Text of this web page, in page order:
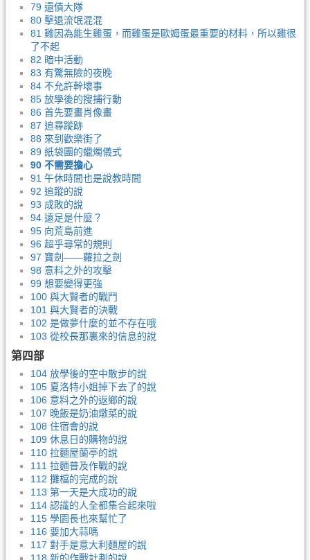
79 還債大隊
80 擊退流氓混混
81 雞因為能生雞蛋，而雞蛋是歐姆蛋最重要的材料，所以雞很
了不起
82 暗中活動
83 有驚無險的夜晚
84 不允許幹壞事
85 放學後的搜捕行動
86 首先要畫肖像畫
87 追尋蹤跡
88 來到歡樂街了
89 紙袋團的蠟燭儀式
90 不需要擔心
91 午休時間也是說教時間
92 追蹤的說
93 成敗的說
94 遠足是什麼？
95 向荒島前進
96 超乎尋常的規則
97 寶劍——蘿拉之劍
98 意料之外的攻擊
99 想要變得更強
100 與大賢者的戰鬥
101 與大賢者的決戰
102 是做夢什麼的並不存在哦
103 從校長那裏來的信息的說
第四部
104 放學後的空中散步的說
105 夏洛特小姐掉下去了的說
106 意料之外的返鄉的說
107 晚飯是奶油燉菜的說
108 住宿會的說
109 休息日的購物的說
110 拉麵屋蘭亭的說
111 拉麵普及作戰的說
112 攤檔的完成的說
113 第一天是大成功的說
114 認識的人全都集合起來啦
115 學園長也來幫忙了
116 要加大蒜嗎
117 對手是意大利麵屋的說
118 新的作戰計劃的說